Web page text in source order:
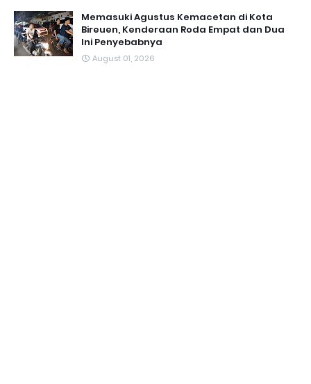
Memasuki Agustus Kemacetan di Kota
Bireuen, Kenderaan Roda Empat dan Dua
Ini Penyebabnya
August 01, 2026